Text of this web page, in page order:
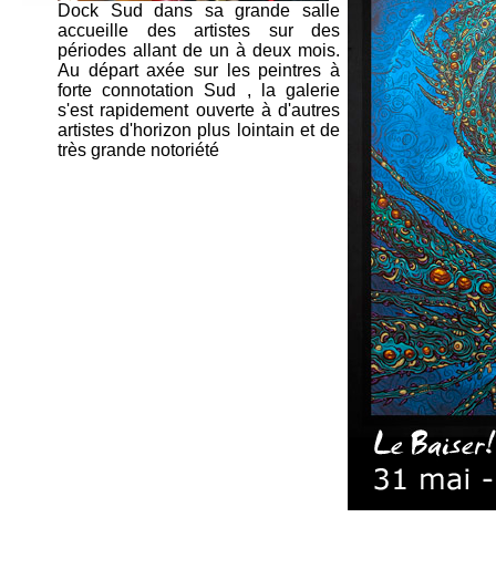
Dock Sud dans sa grande salle
accueille des artistes sur des
périodes allant de un à deux mois.
Au départ axée sur les peintres à
forte connotation Sud , la galerie
s'est rapidement ouverte à d'autres
artistes d'horizon plus lointain et de
très grande notoriété